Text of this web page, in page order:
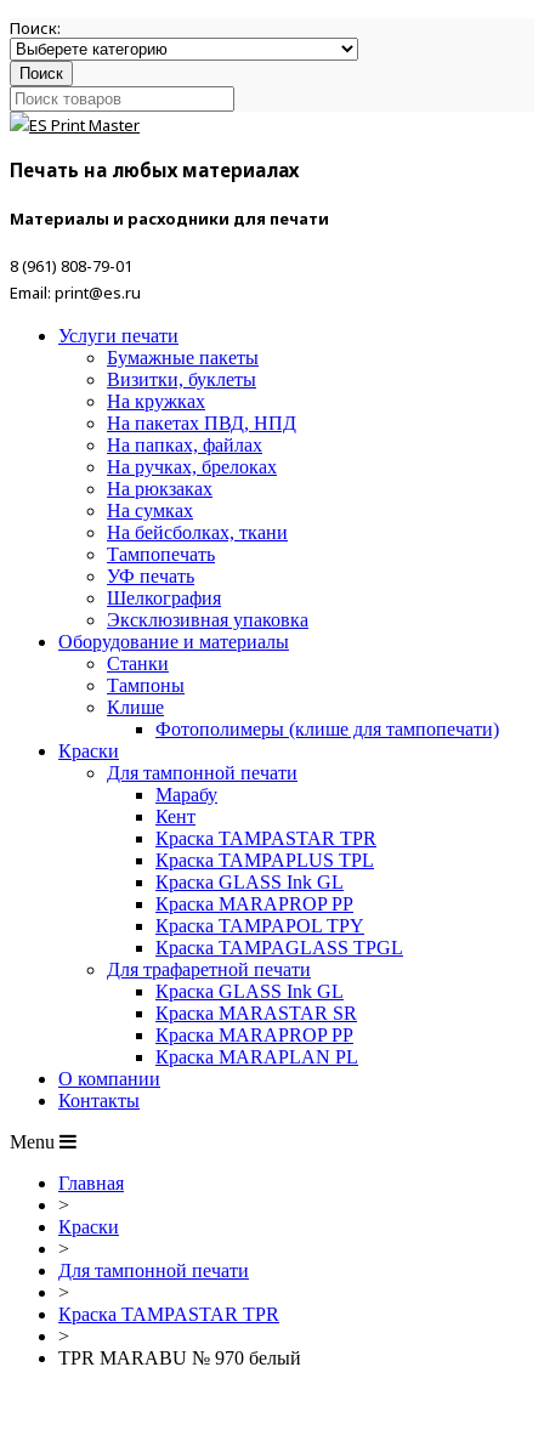
Поиск:
Поиск
Печать на любых материалах
Материалы и расходники для печати
8 (961) 808-79-01
Email: print@es.ru
Услуги печати
Бумажные пакеты
Визитки, буклеты
На кружках
На пакетах ПВД, НПД
На папках, файлах
На ручках, брелоках
На рюкзаках
На сумках
На бейсболках, ткани
Тампопечать
УФ печать
Шелкография
Эксклюзивная упаковка
Оборудование и материалы
Станки
Тампоны
Клише
Фотополимеры (клише для тампопечати)
Краски
Для тампонной печати
Марабу
Кент
Краска TAMPASTAR TPR
Краска TAMPAPLUS TPL
Краска GLASS Ink GL
Краска MARAPROP PP
Краска TAMPAPOL TPY
Краска TAMPAGLASS TPGL
Для трафаретной печати
Краска GLASS Ink GL
Краска MARASTAR SR
Краска MARAPROP PP
Краска MARAPLAN PL
О компании
Контакты
Menu
Главная
>
Краски
>
Для тампонной печати
>
Краска TAMPASTAR TPR
>
TPR MARABU № 970 белый